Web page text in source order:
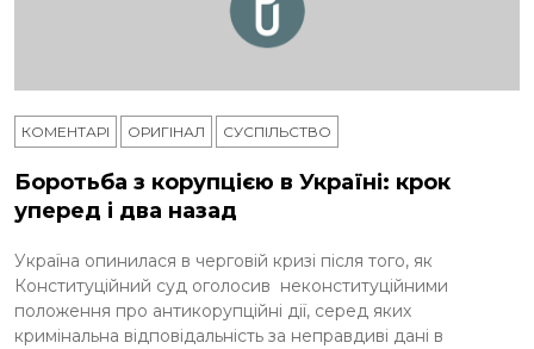
КОМЕНТАРІ ОРИГІНАЛ СУСПІЛЬСТВО
Боротьба з корупцією в Україні: крок
уперед і два назад
Україна опинилася в черговій кризі після того, як
Конституційний суд оголосив неконституційними
положення про антикорупційні дії, серед яких
кримінальна відповідальність за неправдиві дані в